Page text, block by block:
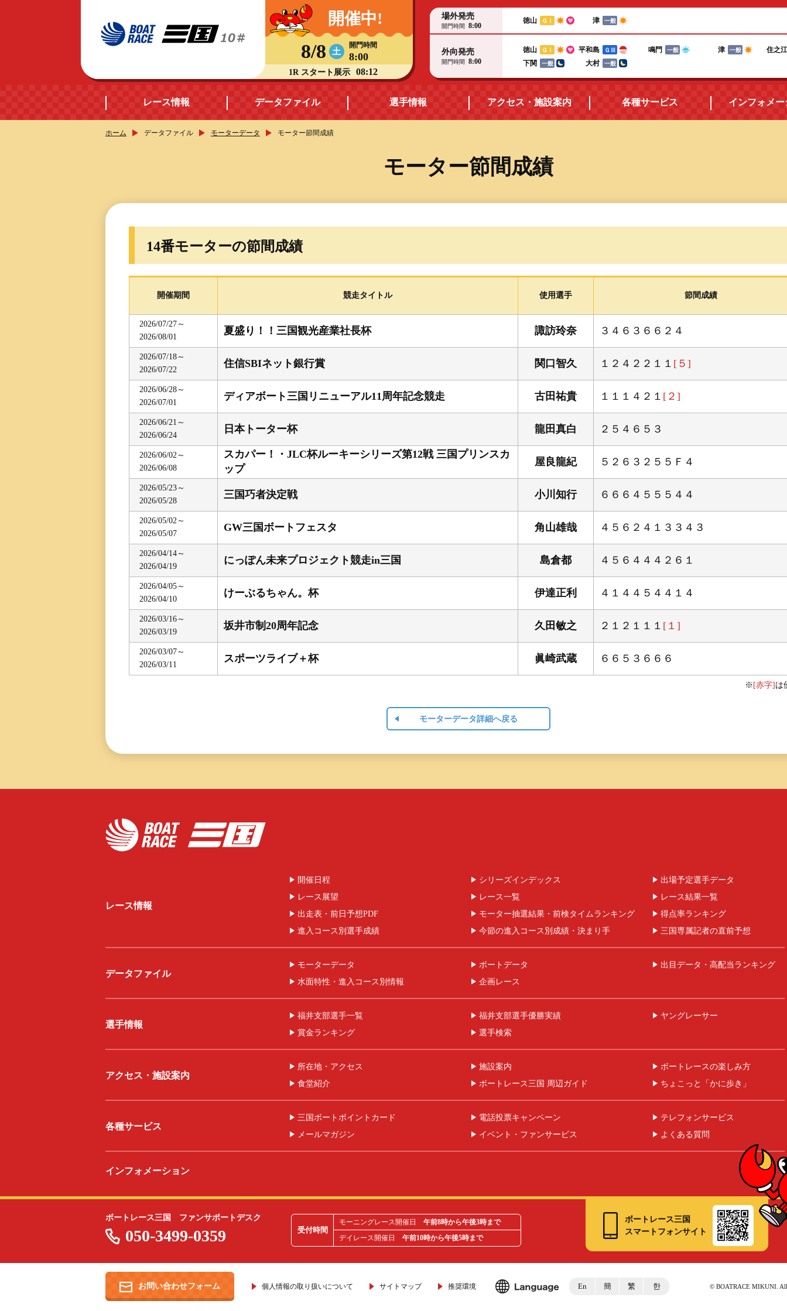
開催中!
8/8 土
開門時間
8:00
1R スタート展示 08:12
場外発売
開門時間 8:00
徳山 ＧⅠ 津 一般
外向発売
開門時間 8:00
徳山 ＧⅠ 平和島 ＧⅢ 鳴門 一般 津 一般
住之江
下関
一般 大村 一般
レース情報
レース展望
レース一覧
出走表・前日予想PDF
モーター抽選結果・
前検タイムランキング
得点率ランキング
進入コース別選手成績
今節の進入コース別成績・
決まり手
三国専属記者の
直前予想
データファイル
高配当ランキング
水面特性・
進入コース別情報
選手情報
福井支部選手優勝実績
選手検索
アクセス・施設案内
施設案内
ボートレース三国 周辺ガイド
各種サービス
イベント・ファンサービス
インフォメ
ホーム データファイル モーターデータ モーター節間成績
モーター節間成績
14番モーターの節間成績
開催期間 競走タイトル 使用選手 節間成績
2026/07/27～
2026/08/01
夏盛り！！三国観光産業社長杯 諏訪玲奈 ３４６３６６２４
2026/07/18～
2026/07/22
住信SBIネット銀行賞 関口智久 １２４２２１１ [５]
2026/06/28～
2026/07/01
ディアボート三国リニューアル11周年記念競走 古田祐貴 １１１４２１ [２]
2026/06/21～
2026/06/24
日本トーター杯 龍田真白 ２５４６５３
2026/06/02～
2026/06/08
スカパー！・JLC杯ルーキーシリーズ第12戦 三国プリンスカ
ップ
屋良龍紀 ５２６３２５５Ｆ４
2026/05/23～
2026/05/28
三国巧者決定戦 小川知行 ６６６４５５５４４
2026/05/02～
2026/05/07
GW三国ボートフェスタ 角山雄哉 ４５６２４１３３４３
2026/04/14～
2026/04/19
にっぽん未来プロジェクト競走in三国 島倉都 ４５６４４４２６１
2026/04/05～
2026/04/10
けーぶるちゃん。杯 伊達正利 ４１４４５４４１４
2026/03/16～
2026/03/19
坂井市制20周年記念 久田敏之 ２１２１１１ [１]
2026/03/07～
2026/03/11
スポーツライブ＋杯 眞崎武蔵 ６６５３６６６
※ [赤字] は
モーターデータ詳細へ戻る
レース情報
開催日程 シリーズインデックス
出場予定選手データ
レース展望
レース一覧
レース結果一覧
出走表・前日予想PDF
モーター抽選結果・前検タイムランキング
得点率ランキング
進入コース別選手成績
今節の進入コース別成績・決まり手 三国専属記者の直前予想
データファイル
モーターデータ ボートデータ
出目データ・高配当ランキング
水面特性・進入コース別情報
企画レース
選手情報
福井支部選手一覧 福井支部選手優勝実績
ヤングレーサー
賞金ランキング
選手検索
アクセス・施設案内
所在地・アクセス 施設案内
ボートレースの楽しみ方
食堂紹介
ボートレース三国 周辺ガイド ちょこっと「かに歩き」
各種サービス
三国ボートポイントカード 電話投票キャンペーン
テレフォンサービス
メールマガジン
イベント・ファンサービス よくある質問
インフォメーション
ボートレース三国 ファンサポートデスク
050-3499-0359 受付時間
モーニングレース開催日 午前8時から午後3時まで
デイレース開催日 午前10時から午後5時まで
ボートレース三国
スマートフォンサイト
お問い合わせフォーム 個人情報の取り扱いについて サイトマップ 推奨環境 En 簡 繁 한 ©︎ BOATRACE MIKUNI.